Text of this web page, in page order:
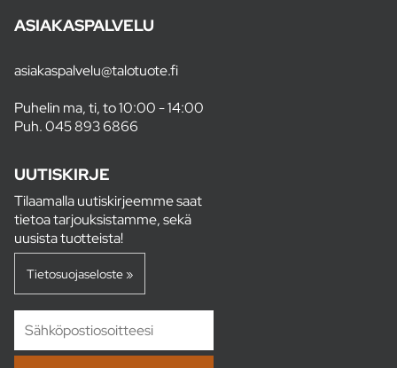
ASIAKASPALVELU
asiakaspalvelu@talotuote.fi
Puhelin ma, ti, to 10:00 - 14:00
Puh.045 893 6866
UUTISKIRJE
Tilaamalla uutiskirjeemme saat
tietoa tarjouksistamme, sekä
uusista tuotteista!
Tietosuojaseloste »